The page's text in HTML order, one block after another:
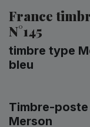
France
N°145
timbre type
bleu
Timbre-
Merson